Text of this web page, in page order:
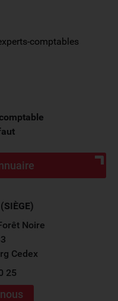
comptables
Noire
Cedex
25